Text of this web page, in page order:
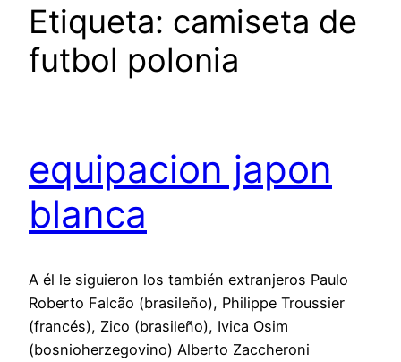
Etiqueta: camiseta de
futbol polonia
equipacion japon
blanca
A él le siguieron los también extranjeros Paulo
Roberto Falcão (brasileño), Philippe Troussier
(francés), Zico (brasileño), Ivica Osim
(bosnioherzegovino) Alberto Zaccheroni